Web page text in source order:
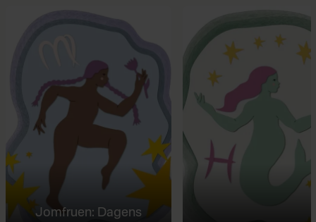
Jomfruen: Dagens